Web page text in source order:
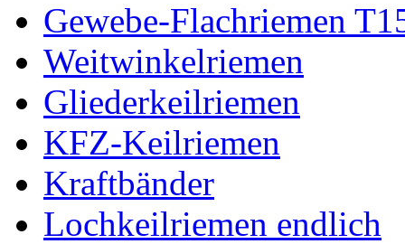
Gewebe-Flachriemen
Weitwinkelriemen
Gliederkeilriemen
KFZ-Keilriemen
Kraftbänder
Lochkeilriemen endlich